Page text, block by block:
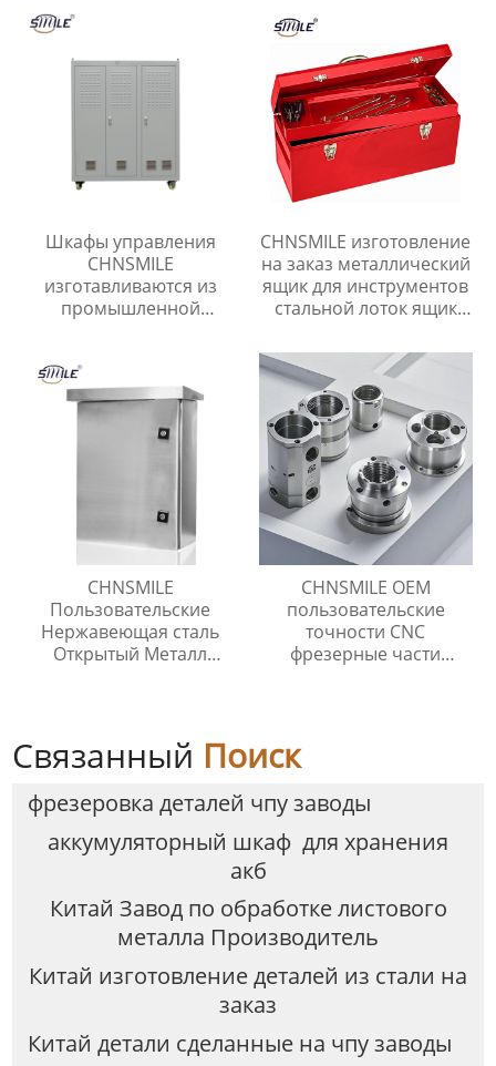
электрическим
управлением
Шкафы управления
CHNSMILE
изготавливаются из
промышленной
и нержавеющей стали.
CHNSMILE изготовление
на заказ металлический
ящик для инструментов
стальной лоток ящик
портативный ящик для
хранения инструментов
CHNSMILE
Пользовательские
Нержавеющая сталь
Открытый Металл
CHNSMILE OEM
пользовательские
точности CNC
фрезерные части
CNC обработки службы
Связанный Поиск
фрезеровка деталей чпу заводы
аккумуляторный шкаф для хранения
акб
Китай Завод по обработке листового
металла Производитель
Китай изготовление деталей из стали на
заказ
Китай детали сделанные на чпу заводы